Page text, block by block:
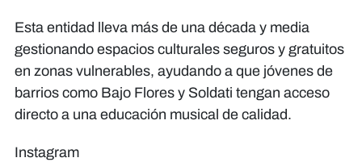
Esta entidad lleva más de una década y media
gestionando espacios culturales seguros y gratuitos
en zonas vulnerables, ayudando a que jóvenes de
barrios como Bajo Flores y Soldati tengan acceso
directo a una educación musical de calidad.
Instagram